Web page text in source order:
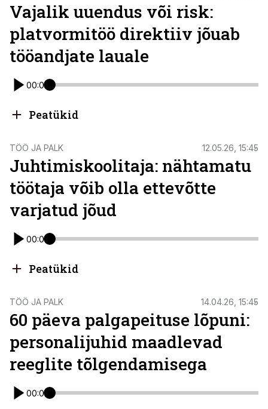
Vajalik uuendus või risk:
platvormitöö direktiiv jõuab
tööandjate lauale
00:00
Peatükid
TÖÖ JA PALK 12.05.26, 15:45
Juhtimiskoolitaja: nähtamatu
töötaja võib olla ettevõtte
varjatud jõud
00:00
Peatükid
TÖÖ JA PALK 14.04.26, 15:45
60 päeva palgapeituse lõpuni:
personalijuhid maadlevad
reeglite tõlgendamisega
00:00